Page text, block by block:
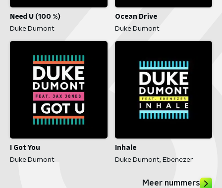
Need U (100 %)
Duke Dumont
Ocean Drive
Duke Dumont
I Got You
Duke Dumont
Inhale
Duke Dumont, Ebenezer
Meer nummers